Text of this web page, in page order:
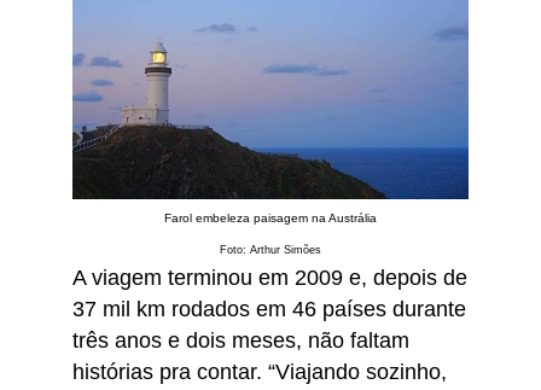
Farol embeleza paisagem na Austrália
Foto: Arthur Simões
A viagem terminou em 2009 e, depois de
37 mil km rodados em 46 países durante
três anos e dois meses, não faltam
histórias pra contar. “Viajando sozinho,